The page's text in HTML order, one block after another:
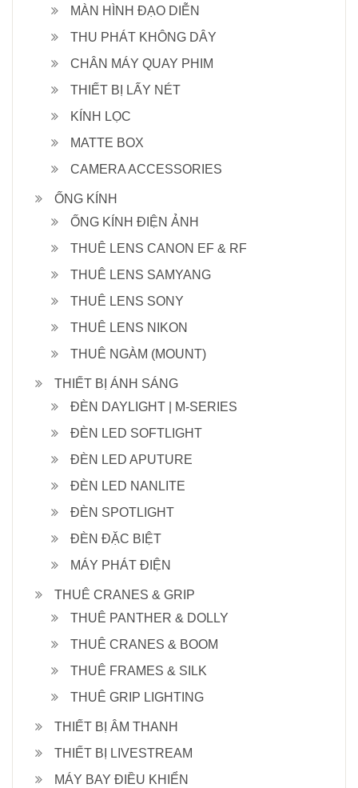
MÀN HÌNH ĐẠO DIỄN
THU PHÁT KHÔNG DÂY
CHÂN MÁY QUAY PHIM
THIẾT BỊ LẤY NÉT
KÍNH LỌC
MATTE BOX
CAMERA ACCESSORIES
ỐNG KÍNH
ỐNG KÍNH ĐIỆN ẢNH
THUÊ LENS CANON EF & RF
THUÊ LENS SAMYANG
THUÊ LENS SONY
THUÊ LENS NIKON
THUÊ NGÀM (MOUNT)
THIẾT BỊ ÁNH SÁNG
ĐÈN DAYLIGHT | M-SERIES
ĐÈN LED SOFTLIGHT
ĐÈN LED APUTURE
ĐÈN LED NANLITE
ĐÈN SPOTLIGHT
ĐÈN ĐẶC BIỆT
MÁY PHÁT ĐIỆN
THUÊ CRANES & GRIP
THUÊ PANTHER & DOLLY
THUÊ CRANES & BOOM
THUÊ FRAMES & SILK
THUÊ GRIP LIGHTING
THIẾT BỊ ÂM THANH
THIẾT BỊ LIVESTREAM
MÁY BAY ĐIỀU KHIỂN